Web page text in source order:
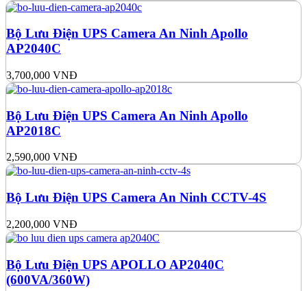
Bộ Lưu Điện UPS Camera An Ninh Apollo
AP2040C
3,700,000 VNĐ
Bộ Lưu Điện UPS Camera An Ninh Apollo
AP2018C
2,590,000 VNĐ
Bộ Lưu Điện UPS Camera An Ninh CCTV-4S
2,200,000 VNĐ
Bộ Lưu Điện UPS APOLLO AP2040C
(600VA/360W)